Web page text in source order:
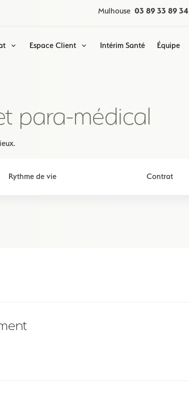
Mulhouse 03 89 33 89 34
Espace Client Intérim Santé Équipe
para-médical